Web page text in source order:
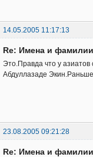
14.05.2005 11:17:13
Re: Имена и
Это.Правда что у
Абдуллазаде
23.08.2005 09:21:28
Re: Имена и